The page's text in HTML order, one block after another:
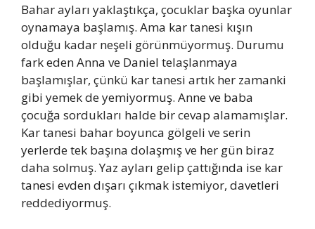
Bahar ayları yaklaştıkça, çocuklar başka oyunlar
oynamaya başlamış. Ama kar tanesi kışın
olduğu kadar neşeli görünmüyormuş. Durumu
fark eden Anna ve Daniel telaşlanmaya
başlamışlar, çünkü kar tanesi artık her zamanki
gibi yemek de yemiyormuş. Anne ve baba
çocuğa sordukları halde bir cevap alamamışlar.
Kar tanesi bahar boyunca gölgeli ve serin
yerlerde tek başına dolaşmış ve her gün biraz
daha solmuş. Yaz ayları gelip çattığında ise kar
tanesi evden dışarı çıkmak istemiyor, davetleri
reddediyormuş.